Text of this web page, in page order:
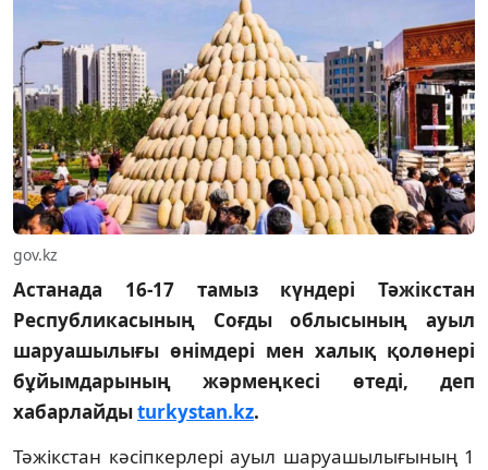
gov.kz
Астанада 16-17 тамыз күндері Тәжікстан
Республикасының Соғды облысының ауыл
шаруашылығы өнімдері мен халық қолөнері
бұйымдарының жәрмеңкесі өтеді, деп
хабарлайдыturkystan.kz.
Тәжікстан кәсіпкерлері ауыл шаруашылығының 1